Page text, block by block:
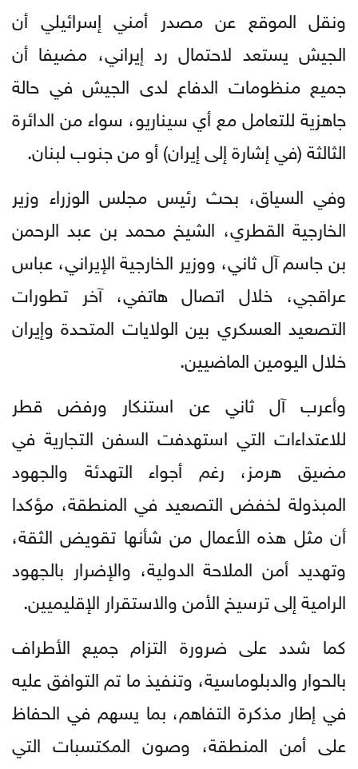
ونقل الموقع عن مصدر أمني إسرائيلي أن
الجيش يستعد لاحتمال رد إيراني، مضيفا أن
جميع منظومات الدفاع لدى الجيش في حالة
جاهزية للتعامل مع أي سيناريو، سواء من الدائرة
الثالثة (في إشارة إلى إيران) أو من جنوب لبنان.
وفي السياق، بحث رئيس مجلس الوزراء وزير
الخارجية القطري، الشيخ محمد بن عبد الرحمن
بن جاسم آل ثاني، ووزير الخارجية الإيراني، عباس
عراقجي، خلال اتصال هاتفي، آخر تطورات
التصعيد العسكري بين الولايات المتحدة وإيران
خلال اليومين الماضيين.
وأعرب آل ثاني عن استنكار ورفض قطر
للاعتداءات التي استهدفت السفن التجارية في
مضيق هرمز، رغم أجواء التهدئة والجهود
المبذولة لخفض التصعيد في المنطقة، مؤكدا
أن مثل هذه الأعمال من شأنها تقويض الثقة،
وتهديد أمن الملاحة الدولية، والإضرار بالجهود
الرامية إلى ترسيخ الأمن والاستقرار الإقليميين.
كما شدد على ضرورة التزام جميع الأطراف
بالحوار والدبلوماسية، وتنفيذ ما تم التوافق عليه
في إطار مذكرة التفاهم، بما يسهم في الحفاظ
على أمن المنطقة، وصون المكتسبات التي